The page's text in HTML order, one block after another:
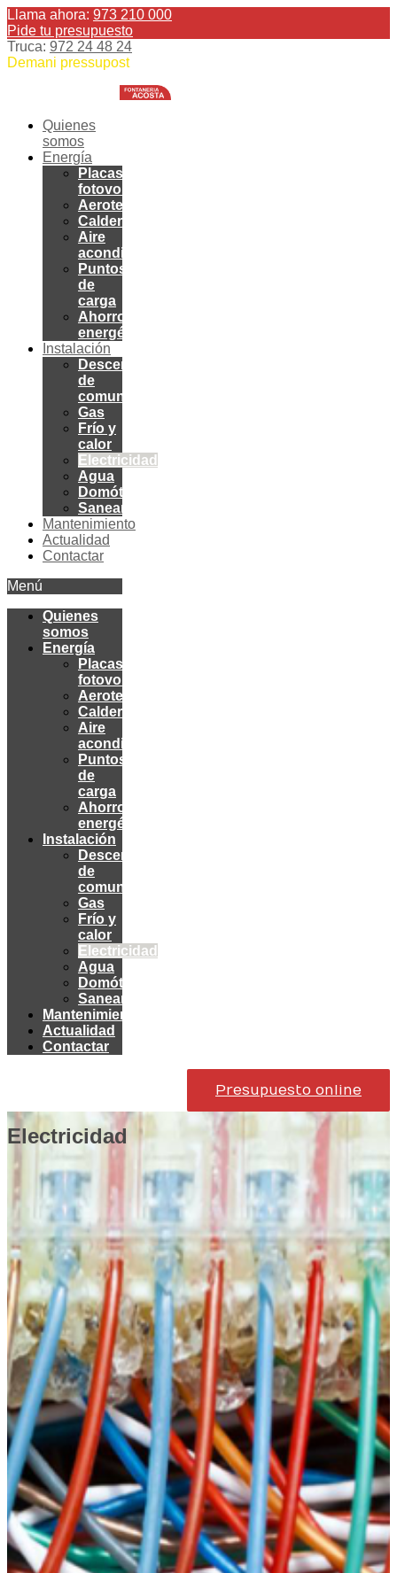
Llama ahora: 973 210 000
Pide tu presupuesto
Truca: 972 24 48 24
Demani pressupost
Quienes
somos
Energía
Placas
fotovoltaicas
Aerotermia
Calderas
Aire
acondicionado
Puntos
de
carga
Ahorro
energético
Instalación
Descentralización
de
comunidades
Gas
Frío y
calor
Electricidad
Agua
Domótica
Saneamiento
Mantenimiento
Actualidad
Contactar
Menú
Quienes
somos
Energía
Placas
fotovoltaicas
Aerotermia
Calderas
Aire
acondicionado
Puntos
de
carga
Ahorro
energético
Instalación
Descentralización
de
comunidades
Gas
Frío y
calor
Electricidad
Agua
Domótica
Saneamiento
Mantenimiento
Actualidad
Contactar
Presupuesto online
Electricidad